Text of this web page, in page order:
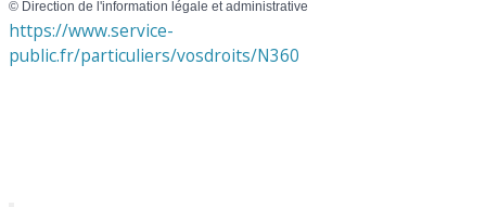
© Direction de l'information légale et administrative
https://www.service-
public.fr/particuliers/vosdroits/N360